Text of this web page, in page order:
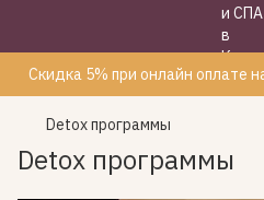
Скидка 5% при онлайн оплате
Detox программы
Detox программы